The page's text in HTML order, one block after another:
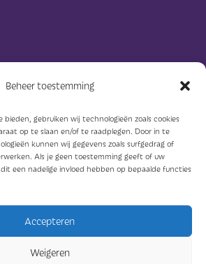
Beheer toestemming
gebruiken wij technologieën zoals cookies
op te slaan en/of te raadplegen. Door in te
kunnen wij gegevens zoals surfgedrag of
Als je geen toestemming geeft of uw
een nadelige invloed hebben op bepaalde functies
Accepteren
Weigeren
© Sterkzorg 2023